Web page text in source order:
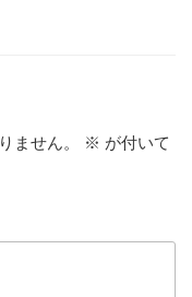
ません。 ※ が付いて